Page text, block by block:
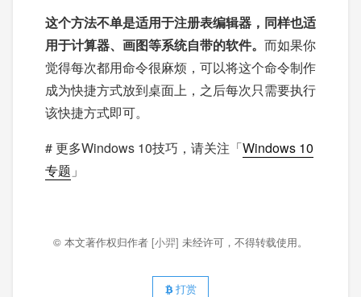
这个方法不单是适用于注册表编辑器，同样也适
用于计算器、画图等系统自带的软件。 而如果你
觉得每次都用命令很麻烦，可以将这个命令制作
成为快捷方式放到桌面上，之后每次只需要执行
该快捷方式即可。
# 更多Windows 10技巧，请关注「Windows 10
专题 」
© 本文著作权归作者 [小羿] 未经许可，不得转载使用。
打赏